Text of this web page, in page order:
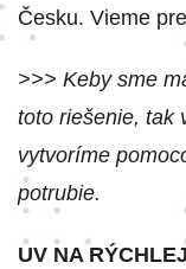
Česku. Vieme
>>> Keby sme
toto riešenie, tak
vytvoríme
potrubie.
UV NA